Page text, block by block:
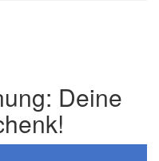
Deine